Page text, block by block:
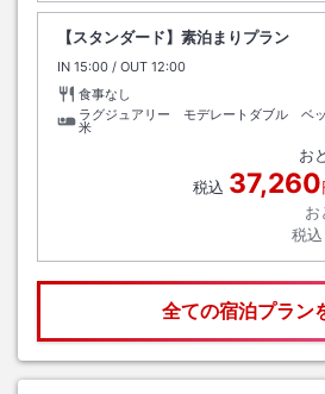
【スタンダード】素泊まりプラン
IN チェックイン
15:00 / OUT チェックアウト
12:00
食事なし
ラグジュアリー モデレートダブル ベ
米
お
税込 37,260
お
税込
全ての宿泊プラン